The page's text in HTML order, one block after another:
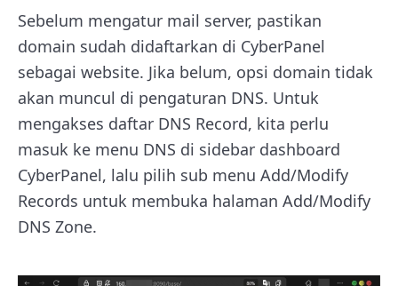
Sebelum mengatur mail server, pastikan
domain sudah didaftarkan di CyberPanel
sebagai website. Jika belum, opsi domain tidak
akan muncul di pengaturan DNS. Untuk
mengakses daftar DNS Record, kita perlu
masuk ke menu DNS di sidebar dashboard
CyberPanel, lalu pilih sub menu Add/Modify
Records untuk membuka halaman Add/Modify
DNS Zone.